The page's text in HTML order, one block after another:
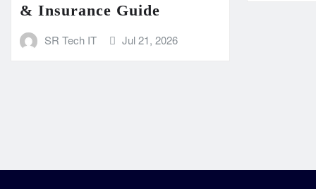
& Insurance Guide
SR Tech IT Jul 21, 2026